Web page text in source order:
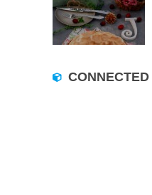
CONNECTED